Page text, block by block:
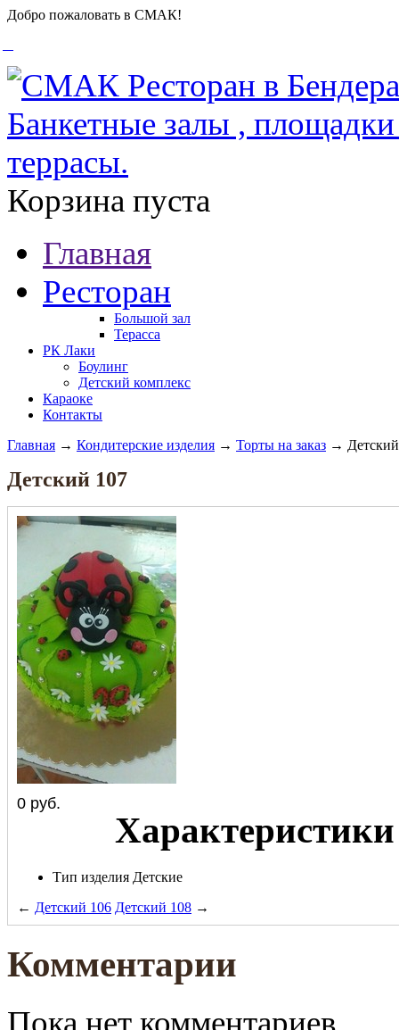
Добро пожаловать в СМАК!
Корзина пуста
Главная
Ресторан
Большой зал
Терасса
РК Лаки
Боулинг
Детский комплекс
Караоке
Контакты
Главная → Кондитерские изделия → Торты на заказ →
Детский 107
0 руб.
Характеристики
Тип изделия Детские
← Детский 106 Детский 108 →
Комментарии
Пока нет комментариев